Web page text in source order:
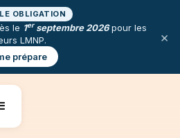
OBLIGATION
le 1erseptembre 2026pour les
LMNP.
prépare
×